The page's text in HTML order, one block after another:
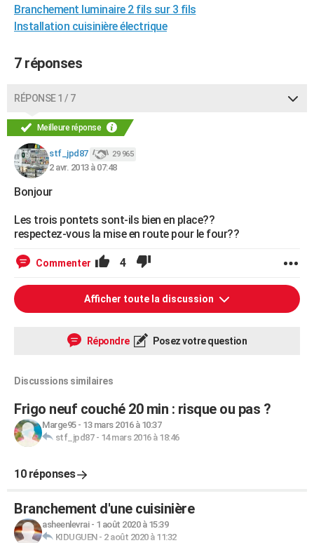
FORUM
Branchement luminaire 2 fils sur 3 fils
Installation cuisinière électrique
7 réponses
RÉPONSE 1 / 7
Meilleure réponse
stf_jpd87 29 965
2 avr. 2013 à 07:48
Bonjour
Les trois pontets sont-ils bien en place??
respectez-vous la mise en route pour le four??
Commenter 4
Afficher toute la discussion
Répondre Posez votre question
Discussions similaires
Frigo neuf couché 20 min : risque ou pas ?
Marge95- 13 mars 2016 à 10:37
stf_jpd87- 14 mars 2016 à 18:46
10 réponses
Branchement d'une cuisinière
asheenlevrai- 1 août 2020 à 15:39
KIDUGUEN- 2 août 2020 à 11:32